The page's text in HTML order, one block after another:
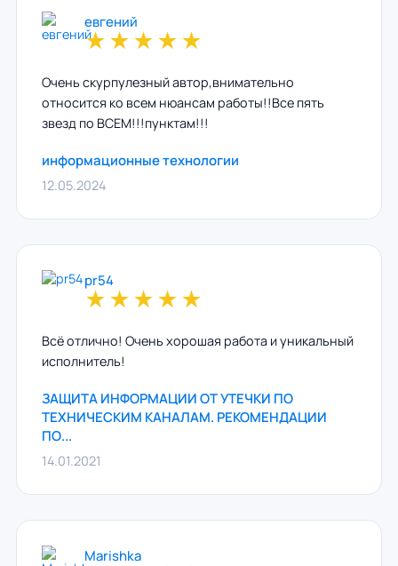
евгений
★★★★★
Очень скурпулезный автор,внимательно
относится ко всем нюансам работы!!Все пять
звезд по ВСЕМ!!!пунктам!!!
информационные технологии
12.05.2024
pr54
★★★★★
Всё отлично! Очень хорошая работа и уникальный
исполнитель!
ЗАЩИТА ИНФОРМАЦИИ ОТ УТЕЧКИ ПО
ТЕХНИЧЕСКИМ КАНАЛАМ. РЕКОМЕНДАЦИИ
ПО...
14.01.2021
Marishka